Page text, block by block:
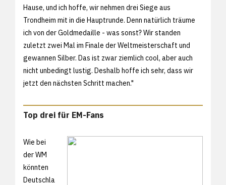
Hause, und ich hoffe, wir nehmen drei Siege aus
Trondheim mit in die Hauptrunde. Denn natürlich träume
ich von der Goldmedaille - was sonst? Wir standen
zuletzt zwei Mal im Finale der Weltmeisterschaft und
gewannen Silber. Das ist zwar ziemlich cool, aber auch
nicht unbedingt lustig. Deshalb hoffe ich sehr, dass wir
jetzt den nächsten Schritt machen."
Top drei für EM-Fans
Wie bei
der WM
könnten
Deutschla